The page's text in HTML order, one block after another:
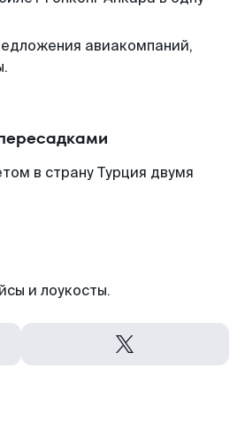
авиакомпаний,
в страну Турция двумя
и лоукосты.